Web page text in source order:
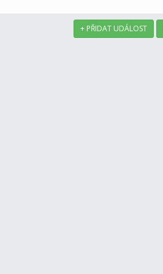
+ PŘIDAT UDÁLOST